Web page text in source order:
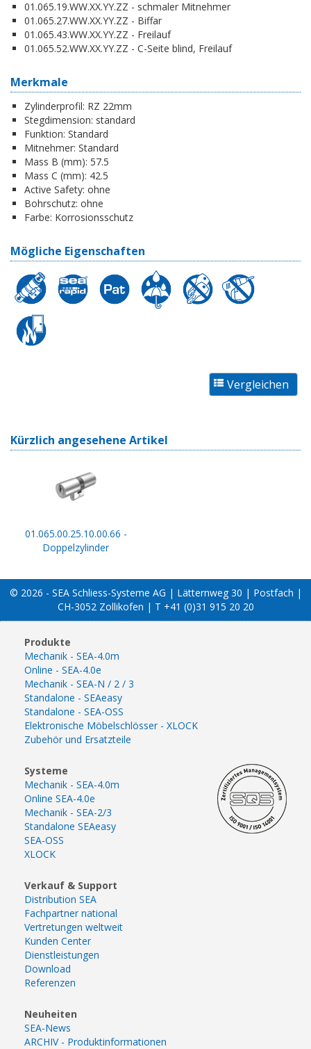
01.065.19.WW.XX.YY.ZZ - schmaler Mitnehmer
01.065.27.WW.XX.YY.ZZ - Biffar
01.065.43.WW.XX.YY.ZZ - Freilauf
01.065.52.WW.XX.YY.ZZ - C-Seite blind, Freilauf
Merkmale
Zylinderprofil: RZ 22mm
Stegdimension: standard
Funktion: Standard
Mitnehmer: Standard
Mass B (mm): 57.5
Mass C (mm): 42.5
Active Safety: ohne
Bohrschutz: ohne
Farbe: Korrosionsschutz
Mögliche Eigenschaften
Kürzlich angesehene Artikel
01.065.00.25.10.00.66 -
Doppelzylinder
© 2026 - SEA Schliess-Systeme AG | Lätternweg 30 | Postfach |
CH-3052 Zollikofen | T +41 (0)31 915 20 20
Produkte
Mechanik - SEA-4.0m
Online - SEA-4.0e
Mechanik - SEA-N / 2 / 3
Standalone - SEAeasy
Standalone - SEA-OSS
Elektronische Möbelschlösser - XLOCK
Zubehör und Ersatzteile
Systeme
Mechanik - SEA-4.0m
Online SEA-4.0e
Mechanik - SEA-2/3
Standalone SEAeasy
SEA-OSS
XLOCK
Verkauf & Support
Distribution SEA
Fachpartner national
Vertretungen weltweit
Kunden Center
Dienstleistungen
Download
Referenzen
Neuheiten
SEA-News
ARCHIV - Produktinformationen